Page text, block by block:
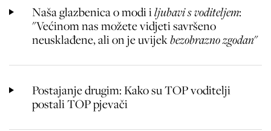
Naša glazbenica o modi iljubavi s voditeljem:
"Većinom nas možete vidjeti savršeno
neusklađene, ali on je uvijekbezobrazno zgodan"
Postajanje drugim: Kako su TOP voditelji
postali TOP pjevači